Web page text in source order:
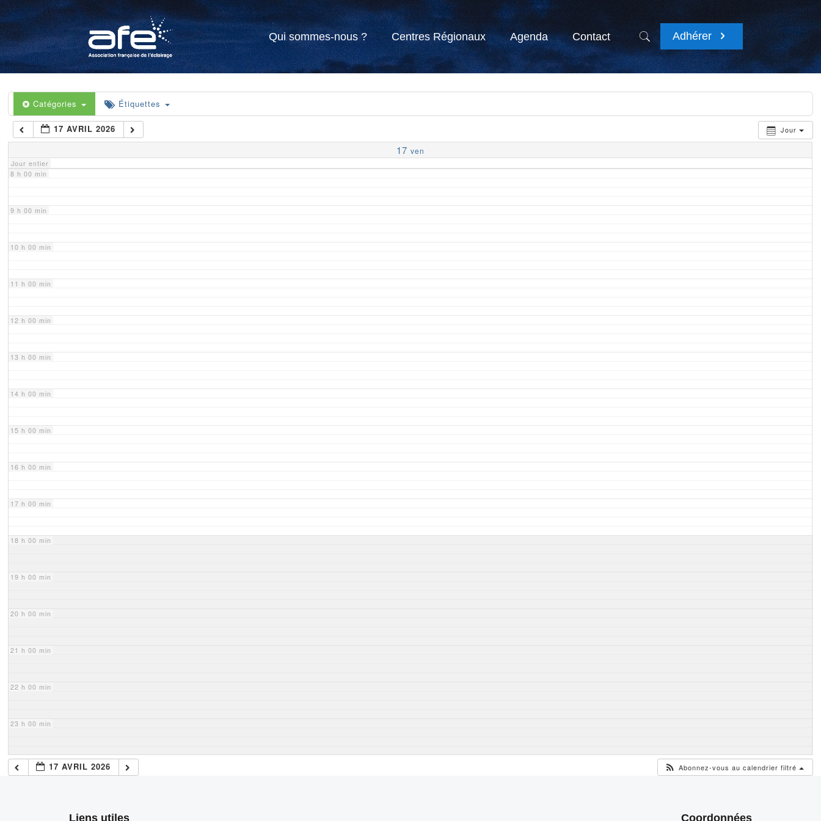
Qui sommes-nous ? Centres Régionaux Agenda Contact Adhérer
Catégories Étiquettes
Jour
17 AVRIL 2026
17 ven
Jour entier
4 h 00 min
5 h 00 min
6 h 00 min
7 h 00 min
8 h 00 min
9 h 00 min
10 h 00 min
11 h 00 min
12 h 00 min
13 h 00 min
14 h 00 min
15 h 00 min
16 h 00 min
17 h 00 min
18 h 00 min
19 h 00 min
20 h 00 min
21 h 00 min
22 h 00 min
23 h 00 min
17 AVRIL 2026 Abonnez-vous au calendrier filtré
Liens utiles Coordonnées